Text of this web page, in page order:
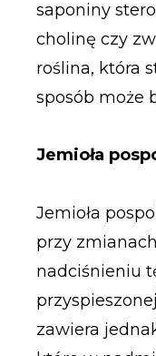
saponiny
cholinę czy
roślina, która
sposób może
Jemioła
Jemioła
przy
nadciśnieniu
zawiera